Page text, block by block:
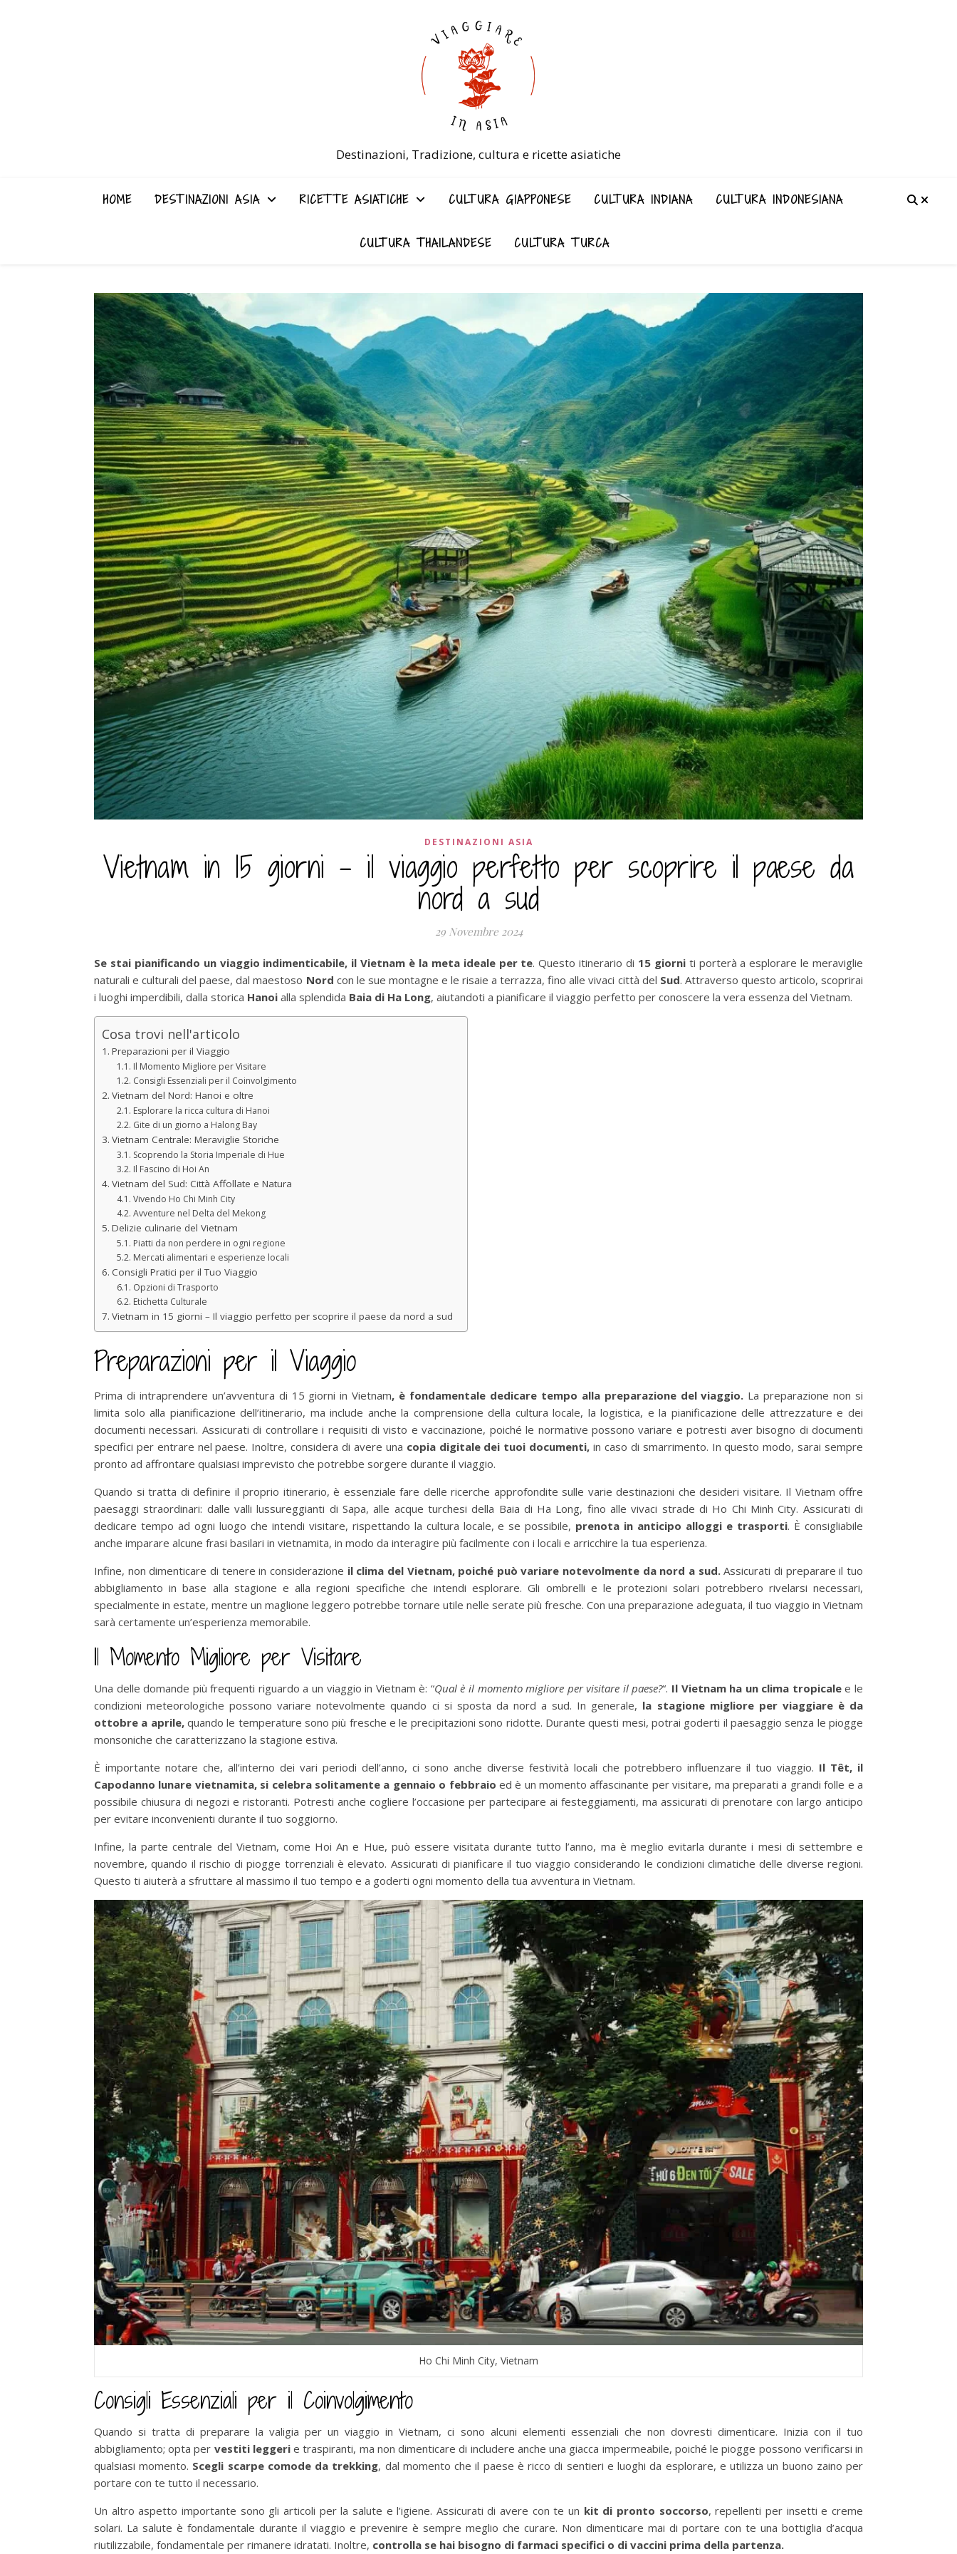
Destinazioni, Tradizione, cultura e ricette asiatiche
HOME DESTINAZIONI ASIA RICETTE ASIATICHE CULTURA GIAPPONESE CULTURA INDIANA CULTURA INDONESIANA
CULTURA THAILANDESE CULTURA TURCA
DESTINAZIONI ASIA
Vietnam in 15 giorni – il viaggio perfetto per scoprire il paese da
nord a sud
29 Novembre 2024
Se stai pianificando un viaggio indimenticabile, il Vietnam è la meta ideale per te. Questo itinerario di 15 giorniti porterà a esplorare le meraviglie
naturali e culturali del paese, dal maestoso Nord con le sue montagne e le risaie a terrazza, fino alle vivaci città del Sud. Attraverso questo articolo, scoprirai
i luoghi imperdibili, dalla storica Hanoi alla splendida Baia di Ha Long, aiutandoti a pianificare il viaggio perfetto per conoscere la vera essenza del Vietnam.
Cosa trovi nell'articolo
Preparazioni per il Viaggio
Il Momento Migliore per Visitare
Consigli Essenziali per il Coinvolgimento
Vietnam del Nord: Hanoi e oltre
Esplorare la ricca cultura di Hanoi
Gite di un giorno a Halong Bay
Vietnam Centrale: Meraviglie Storiche
Scoprendo la Storia Imperiale di Hue
Il Fascino di Hoi An
Vietnam del Sud: Città Affollate e Natura
Vivendo Ho Chi Minh City
Avventure nel Delta del Mekong
Delizie culinarie del Vietnam
Piatti da non perdere in ogni regione
Mercati alimentari e esperienze locali
Consigli Pratici per il Tuo Viaggio
Opzioni di Trasporto
Etichetta Culturale
Vietnam in 15 giorni – Il viaggio perfetto per scoprire il paese da nord a sud
Preparazioni per il Viaggio
Prima di intraprendere un’avventura di 15 giorni in Vietnam, è fondamentale dedicare tempo alla preparazione del viaggio. La preparazione non si
limita solo alla pianificazione dell’itinerario, ma include anche la comprensione della cultura locale, la logistica, e la pianificazione delle attrezzature e dei
documenti necessari. Assicurati di controllare i requisiti di visto e vaccinazione, poiché le normative possono variare e potresti aver bisogno di documenti
specifici per entrare nel paese. Inoltre, considera di avere una copia digitale dei tuoi documenti, in caso di smarrimento. In questo modo, sarai sempre
pronto ad affrontare qualsiasi imprevisto che potrebbe sorgere durante il viaggio.
Quando si tratta di definire il proprio itinerario, è essenziale fare delle ricerche approfondite sulle varie destinazioni che desideri visitare. Il Vietnam offre
paesaggi straordinari: dalle valli lussureggianti di Sapa, alle acque turchesi della Baia di Ha Long, fino alle vivaci strade di Ho Chi Minh City. Assicurati di
dedicare tempo ad ogni luogo che intendi visitare, rispettando la cultura locale, e se possibile, prenota in anticipo alloggi e trasporti. È consigliabile
anche imparare alcune frasi basilari in vietnamita, in modo da interagire più facilmente con i locali e arricchire la tua esperienza.
Infine, non dimenticare di tenere in considerazione il clima del Vietnam, poiché può variare notevolmente da nord a sud.Assicurati di preparare il tuo
abbigliamento in base alla stagione e alla regioni specifiche che intendi esplorare. Gli ombrelli e le protezioni solari potrebbero rivelarsi necessari,
specialmente in estate, mentre un maglione leggero potrebbe tornare utile nelle serate più fresche. Con una preparazione adeguata, il tuo viaggio in Vietnam
sarà certamente un’esperienza memorabile.
Il Momento Migliore per Visitare
Una delle domande più frequenti riguardo a un viaggio in Vietnam è: “Qual è il momento migliore per visitare il paese?“. Il Vietnam ha un clima tropicalee le
condizioni meteorologiche possono variare notevolmente quando ci si sposta da nord a sud. In generale, la stagione migliore per viaggiare è da
ottobre a aprile,quando le temperature sono più fresche e le precipitazioni sono ridotte. Durante questi mesi, potrai goderti il paesaggio senza le piogge
monsoniche che caratterizzano la stagione estiva.
È importante notare che, all’interno dei vari periodi dell’anno, ci sono anche diverse festività locali che potrebbero influenzare il tuo viaggio. Il Têt, il
Capodanno lunare vietnamita, si celebra solitamente a gennaio o febbraio ed è un momento affascinante per visitare, ma preparati a grandi folle e a
possibile chiusura di negozi e ristoranti. Potresti anche cogliere l’occasione per partecipare ai festeggiamenti, ma assicurati di prenotare con largo anticipo
per evitare inconvenienti durante il tuo soggiorno.
Infine, la parte centrale del Vietnam, come Hoi An e Hue, può essere visitata durante tutto l’anno, ma è meglio evitarla durante i mesi di settembre e
novembre, quando il rischio di piogge torrenziali è elevato. Assicurati di pianificare il tuo viaggio considerando le condizioni climatiche delle diverse regioni.
Questo ti aiuterà a sfruttare al massimo il tuo tempo e a goderti ogni momento della tua avventura in Vietnam.
Ho Chi Minh City, Vietnam
Consigli Essenziali per il Coinvolgimento
Quando si tratta di preparare la valigia per un viaggio in Vietnam, ci sono alcuni elementi essenziali che non dovresti dimenticare. Inizia con il tuo
abbigliamento; opta per vestiti leggerie traspiranti, ma non dimenticare di includere anche una giacca impermeabile, poiché le piogge possono verificarsi in
qualsiasi momento. Scegli scarpe comode da trekking, dal momento che il paese è ricco di sentieri e luoghi da esplorare, e utilizza un buono zaino per
portare con te tutto il necessario.
Un altro aspetto importante sono gli articoli per la salute e l’igiene. Assicurati di avere con te un kit di pronto soccorso, repellenti per insetti e creme
solari. La salute è fondamentale durante il viaggio e prevenire è sempre meglio che curare. Non dimenticare mai di portare con te una bottiglia d’acqua
riutilizzabile, fondamentale per rimanere idratati. Inoltre, controlla se hai bisogno di farmaci specifici o di vaccini prima della partenza.